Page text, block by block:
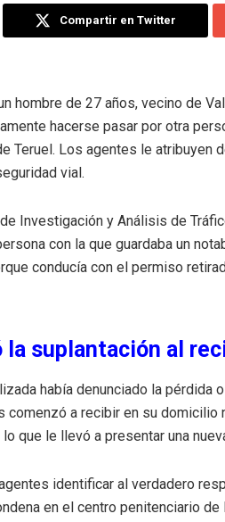
Compartir en Twitter
hombre de 27 años, vecino de
hacerse pasar por otra
Teruel. Los agentes le atribuyen
vial.
Investigación y Análisis de
con la que guardaba un
conducía con el permiso
la suplantación al
había denunciado la pérdida
a recibir en su
que le llevó a presentar una
identificar al verdadero
en el centro penitenciario